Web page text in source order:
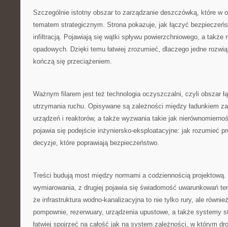
Szczególnie istotny obszar to zarządzanie deszczówką, które w
tematem strategicznym. Strona pokazuje, jak łączyć
infiltracją. Pojawiają się wątki spływu powierzchniowego, a także
opadowych. Dzięki temu łatwiej zrozumieć, dlaczego jedne
kończą się przeciążeniem.
Ważnym filarem jest też technologia oczyszczalni, czyli obszar
utrzymania ruchu. Opisywane są zależności między ładunkiem
urządzeń i reaktorów, a także wyzwania takie jak
pojawia się podejście inżyniersko-eksploatacyjne: jak rozumieć
decyzje, które poprawiają bezpieczeństwo.
Treści budują most między normami a codziennością
wymiarowania, z drugiej pojawia się świadomość uwarunkowań
że infrastruktura wodno-kanalizacyjna to nie tylko rury, ale
pompownie, rezerwuary, urządzenia upustowe, a także systemy
łatwiej spojrzeć na całość jak na system zależności, w którym